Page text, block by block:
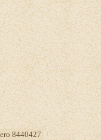
8440427